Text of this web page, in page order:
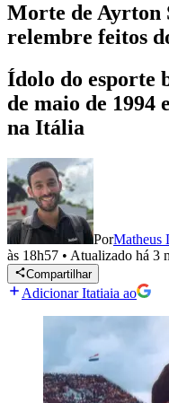
Morte de Ayrton
relembre feitos
Ídolo do esporte
de maio de 1994
na Itália
PorMatheus
às 18h57 • Atualizado há 3
Compartilhar
Adicionar Itatiaia ao